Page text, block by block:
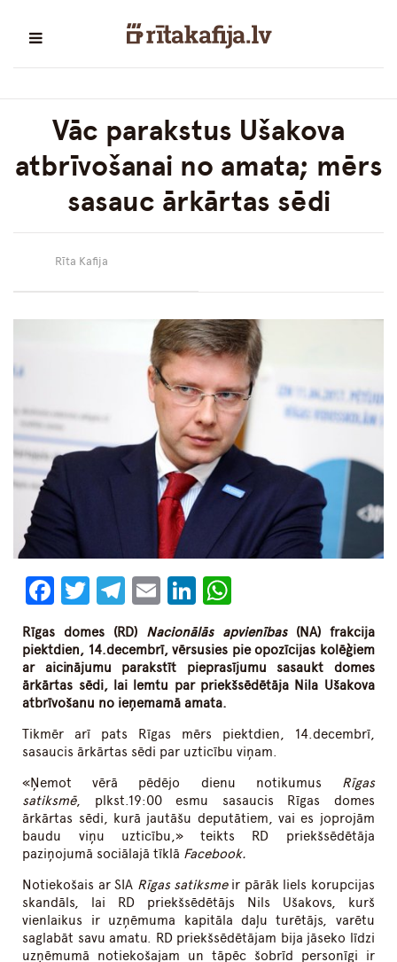
Vāc parakstus Ušakova
atbrīvošanai no amata; mērs
sasauc ārkārtas sēdi
Rīta Kafija
Facebook
Twitter
Telegram
EmailLinkedIn
Rīgas domes (RD) Nacionālās apvienības(NA) frakcija
piektdien, 14.decembrī, vērsusies pie opozīcijas kolēģiem
ar aicinājumu parakstīt pieprasījumu sasaukt domes
ārkārtas sēdi, lai lemtu par priekšsēdētāja Nila Ušakova
atbrīvošanu no ieņemamā amata.
Tikmēr arī pats Rīgas mērs piektdien, 14.decembrī,
sasaucis ārkārtas sēdi par uzticību viņam.
«Ņemot vērā pēdējo dienu notikumus Rīgas
satiksmē, plkst.19:00 esmu sasaucis Rīgas domes
ārkārtas sēdi, kurā jautāšu deputātiem, vai es joprojām
baudu viņu uzticību,» teikts RD priekšsēdētāja
paziņojumā sociālajā tīklā Facebook.
Notiekošais ar SIA Rīgas satiksmeir pārāk liels korupcijas
skandāls, lai RD priekšsēdētājs Nils Ušakovs, kurš
vienlaikus ir uzņēmuma kapitāla daļu turētājs, varētu
saglabāt savu amatu. RD priekšsēdētājam bija jāseko līdzi
uzņēmumā notiekošajam un tāpēc šobrīd personīgi ir